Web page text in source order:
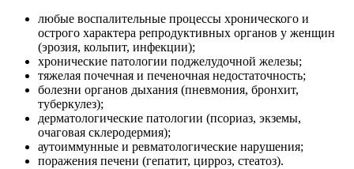
любые воспалительные процессы хронического и
острого характера репродуктивных органов у женщин
(эрозия, кольпит, инфекции);
хронические патологии поджелудочной железы;
тяжелая почечная и печеночная недостаточность;
болезни органов дыхания (пневмония, бронхит,
туберкулез);
дерматологические патологии (псориаз, экземы,
очаговая склеродермия);
аутоиммунные и ревматологические нарушения;
поражения печени (гепатит, цирроз, стеатоз).